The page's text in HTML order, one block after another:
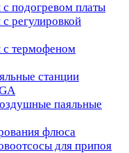
подогревом платы
регулировкой
с термофеном
станции
паяльные
флюса
для припоя